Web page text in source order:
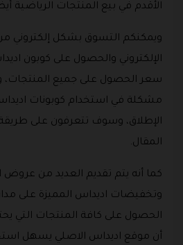
الأقدم في بيع المنتجات الرياضية
ويمكنكم التسوق بشكل إلكتروني
الإلكتروني والحصول على كوبون
سعر الحصول على جميع المنتجات،
مشكلة في استخدام كوبونات
الإطلاق، وسوف تتعرفون على
المقال.
كما أنه يتم تقديم العديد من
وتخفيضات اديداس المميزة على
الحصول على كافة المنتجات التي
أن موقع اديداس الاصلي يسهل